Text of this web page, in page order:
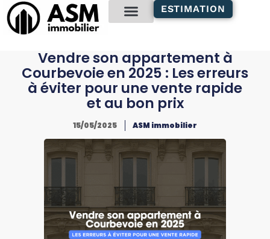
principal
ESTIMATION
Vendre son appartement à
Courbevoie en 2025 : Les erreurs
à éviter pour une vente rapide
et au bon prix
15/05/2025 ASM immobilier